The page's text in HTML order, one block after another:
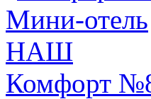
Комфорт